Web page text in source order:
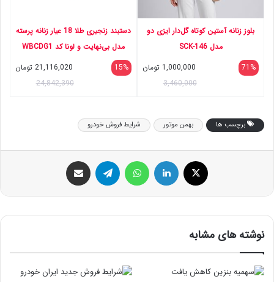
بلوز زنانه آستین کوتاه گل‌دار ایزی دو
مدل SCK-146
71%
1,000,000 تومان
3,460,000
دستبند زنجیری طلا 18 عیار زنانه پرسته
مدل بی‌نهایت و لونا کد WBCDG1
15%
21,116,020 تومان
24,842,390
برچسب ها بهمن موتور شرایط فروش خودرو
ایکس لینکداین تلگرام
نوشته های مشابه